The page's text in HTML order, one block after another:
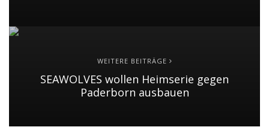
WEITERE BEITRÄGE
SEAWOLVES wollen Heimserie gegen
Paderborn ausbauen